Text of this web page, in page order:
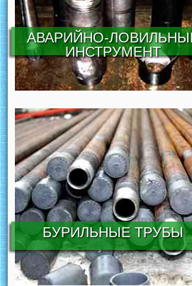
АВАРИЙНО-
ИНСТРУМЕНТ
БУРИЛЬНЫЕ ТРУБЫ